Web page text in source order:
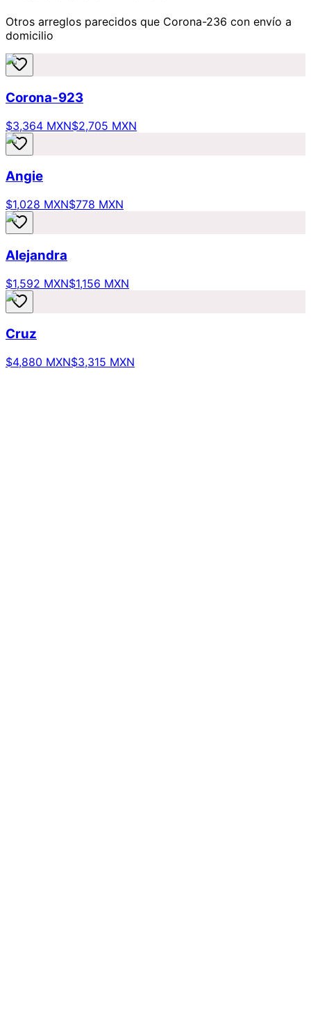
Otros arreglos parecidos que Corona-236 con envío a
domicilio
Corona-923
$3,364 MXN$2,705 MXN
Angie
$1,028 MXN$778 MXN
Alejandra
$1,592 MXN$1,156 MXN
Cruz
$4,880 MXN$3,315 MXN